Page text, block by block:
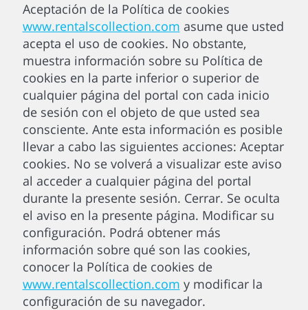
Aceptación de la Política de cookies
www.rentalscollection.com asume que usted
acepta el uso de cookies. No obstante,
muestra información sobre su Política de
cookies en la parte inferior o superior de
cualquier página del portal con cada inicio
de sesión con el objeto de que usted sea
consciente. Ante esta información es posible
llevar a cabo las siguientes acciones: Aceptar
cookies. No se volverá a visualizar este aviso
al acceder a cualquier página del portal
durante la presente sesión. Cerrar. Se oculta
el aviso en la presente página. Modificar su
configuración. Podrá obtener más
información sobre qué son las cookies,
conocer la Política de cookies de
www.rentalscollection.com y modificar la
configuración de su navegador.